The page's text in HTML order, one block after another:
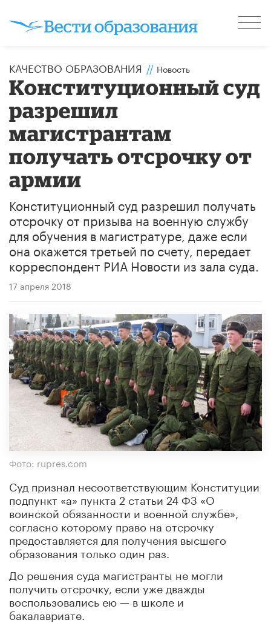
КАЧЕСТВО ОБРАЗОВАНИЯ // Новость
Конституционный суд
разрешил
магистрантам
получать отсрочку от
армии
Конституционный суд разрешил получать
отсрочку от призыва на военную службу
для обучения в магистратуре, даже если
она окажется третьей по счету, передает
корреспондент РИА Новости из зала суда.
17 апреля 2018
Фото: rupres.com
Суд признал несоответствующим Конституции
подпункт «а» пункта 2 статьи 24 ФЗ «О
воинской обязанности и военной службе»,
согласно которому право на отсрочку
предоставляется для получения высшего
образования только один раз.
До решения суда магистранты не могли
получить отсрочку, если уже дважды
воспользовались ею — в школе и
бакалавриате.